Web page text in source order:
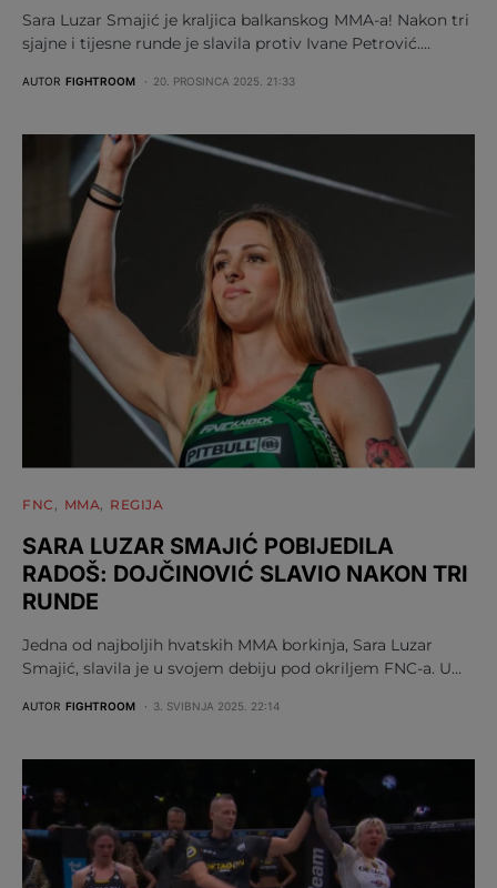
Sara Luzar Smajić je kraljica balkanskog MMA-a! Nakon tri
sjajne i tijesne runde je slavila protiv Ivane Petrović.…
AUTOR FIGHTROOM 20. PROSINCA 2025. 21:33
FNC MMA REGIJA
SARA LUZAR SMAJIĆ POBIJEDILA
RADOŠ: DOJČINOVIĆ SLAVIO NAKON TRI
RUNDE
Jedna od najboljih hvatskih MMA borkinja, Sara Luzar
Smajić, slavila je u svojem debiju pod okriljem FNC-a. U…
AUTOR FIGHTROOM 3. SVIBNJA 2025. 22:14